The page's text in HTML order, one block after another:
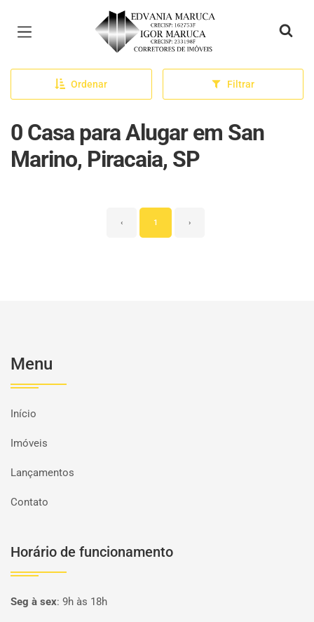
Página inicial
Ordenar Filtrar
0 Casa para Alugar em San
Marino, Piracaia, SP
‹ 1 ›
Menu
Início
Imóveis
Lançamentos
Contato
Horário de funcionamento
Seg à sex: 9h às 18h